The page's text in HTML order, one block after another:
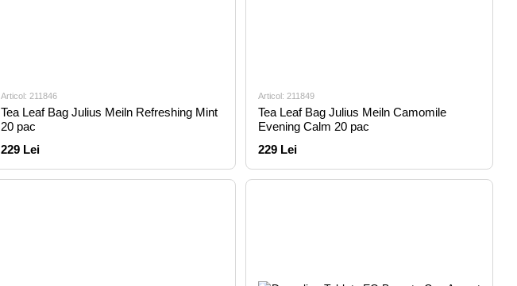
Articol: 211846
Tea Leaf Bag Julius Meiln Refreshing Mint
20 pac
229 Lei
Articol: 211849
Tea Leaf Bag Julius Meiln Camomile
Evening Calm 20 pac
229 Lei